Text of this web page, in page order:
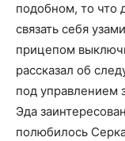
подобном, то что
связать себя
прицепом
рассказал об
под управлением
Эда
полюбилось